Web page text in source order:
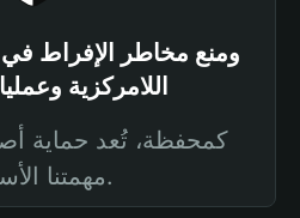
ومنع مخاطر الإفراط
اللامركزية
كمحفظة، تُعد حماية
مهمتنا الأساسية.